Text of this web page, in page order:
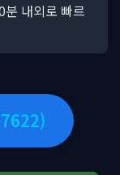
내외로 빠르